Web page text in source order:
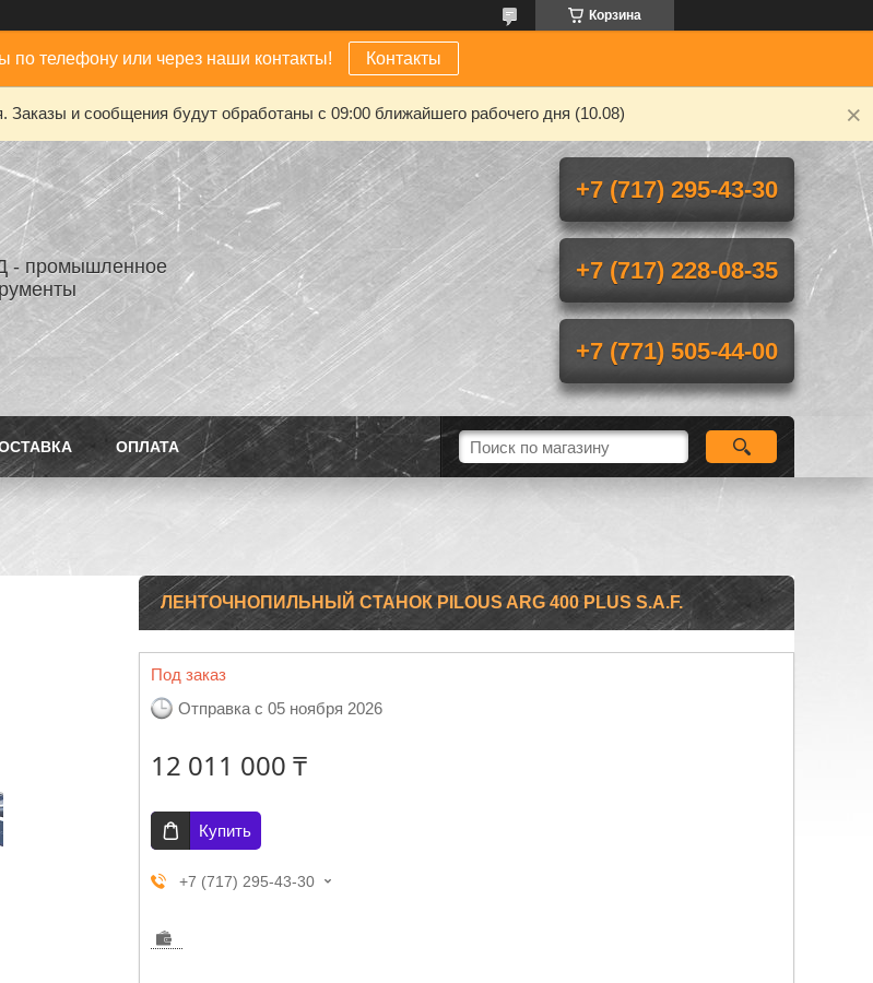
Корзина
по телефону или через наши контакты! Контакты
Заказы и сообщения будут обработаны с 09:00 ближайшего рабочего дня (10.08)
промышленное
+7 (717) 295-43-30
+7 (717) 228-08-35
+7 (771) 505-44-00
ОПЛАТА
ЛЕНТОЧНОПИЛЬНЫЙ СТАНОК PILOUS ARG 400 PLUS S.A.F.
Под заказ
Отправка с 05 ноября 2026
12 011 000 ₸
Купить
+7 (717) 295-43-30